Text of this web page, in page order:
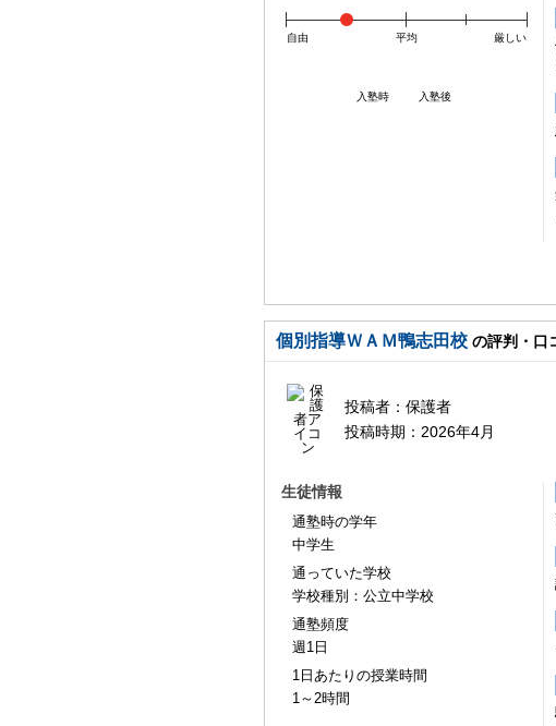
入塾時 入塾後
自由 平均 厳しい
個別指導ＷＡＭ鴨志田校 の評判・口
投稿者： 保護者
投稿時期： 2026年4月
生徒情報
通塾時の学年
中学生
通っていた学校
学校種別：公立中学校
通塾頻度
週1日
1日あたりの授業時間
1～2時間